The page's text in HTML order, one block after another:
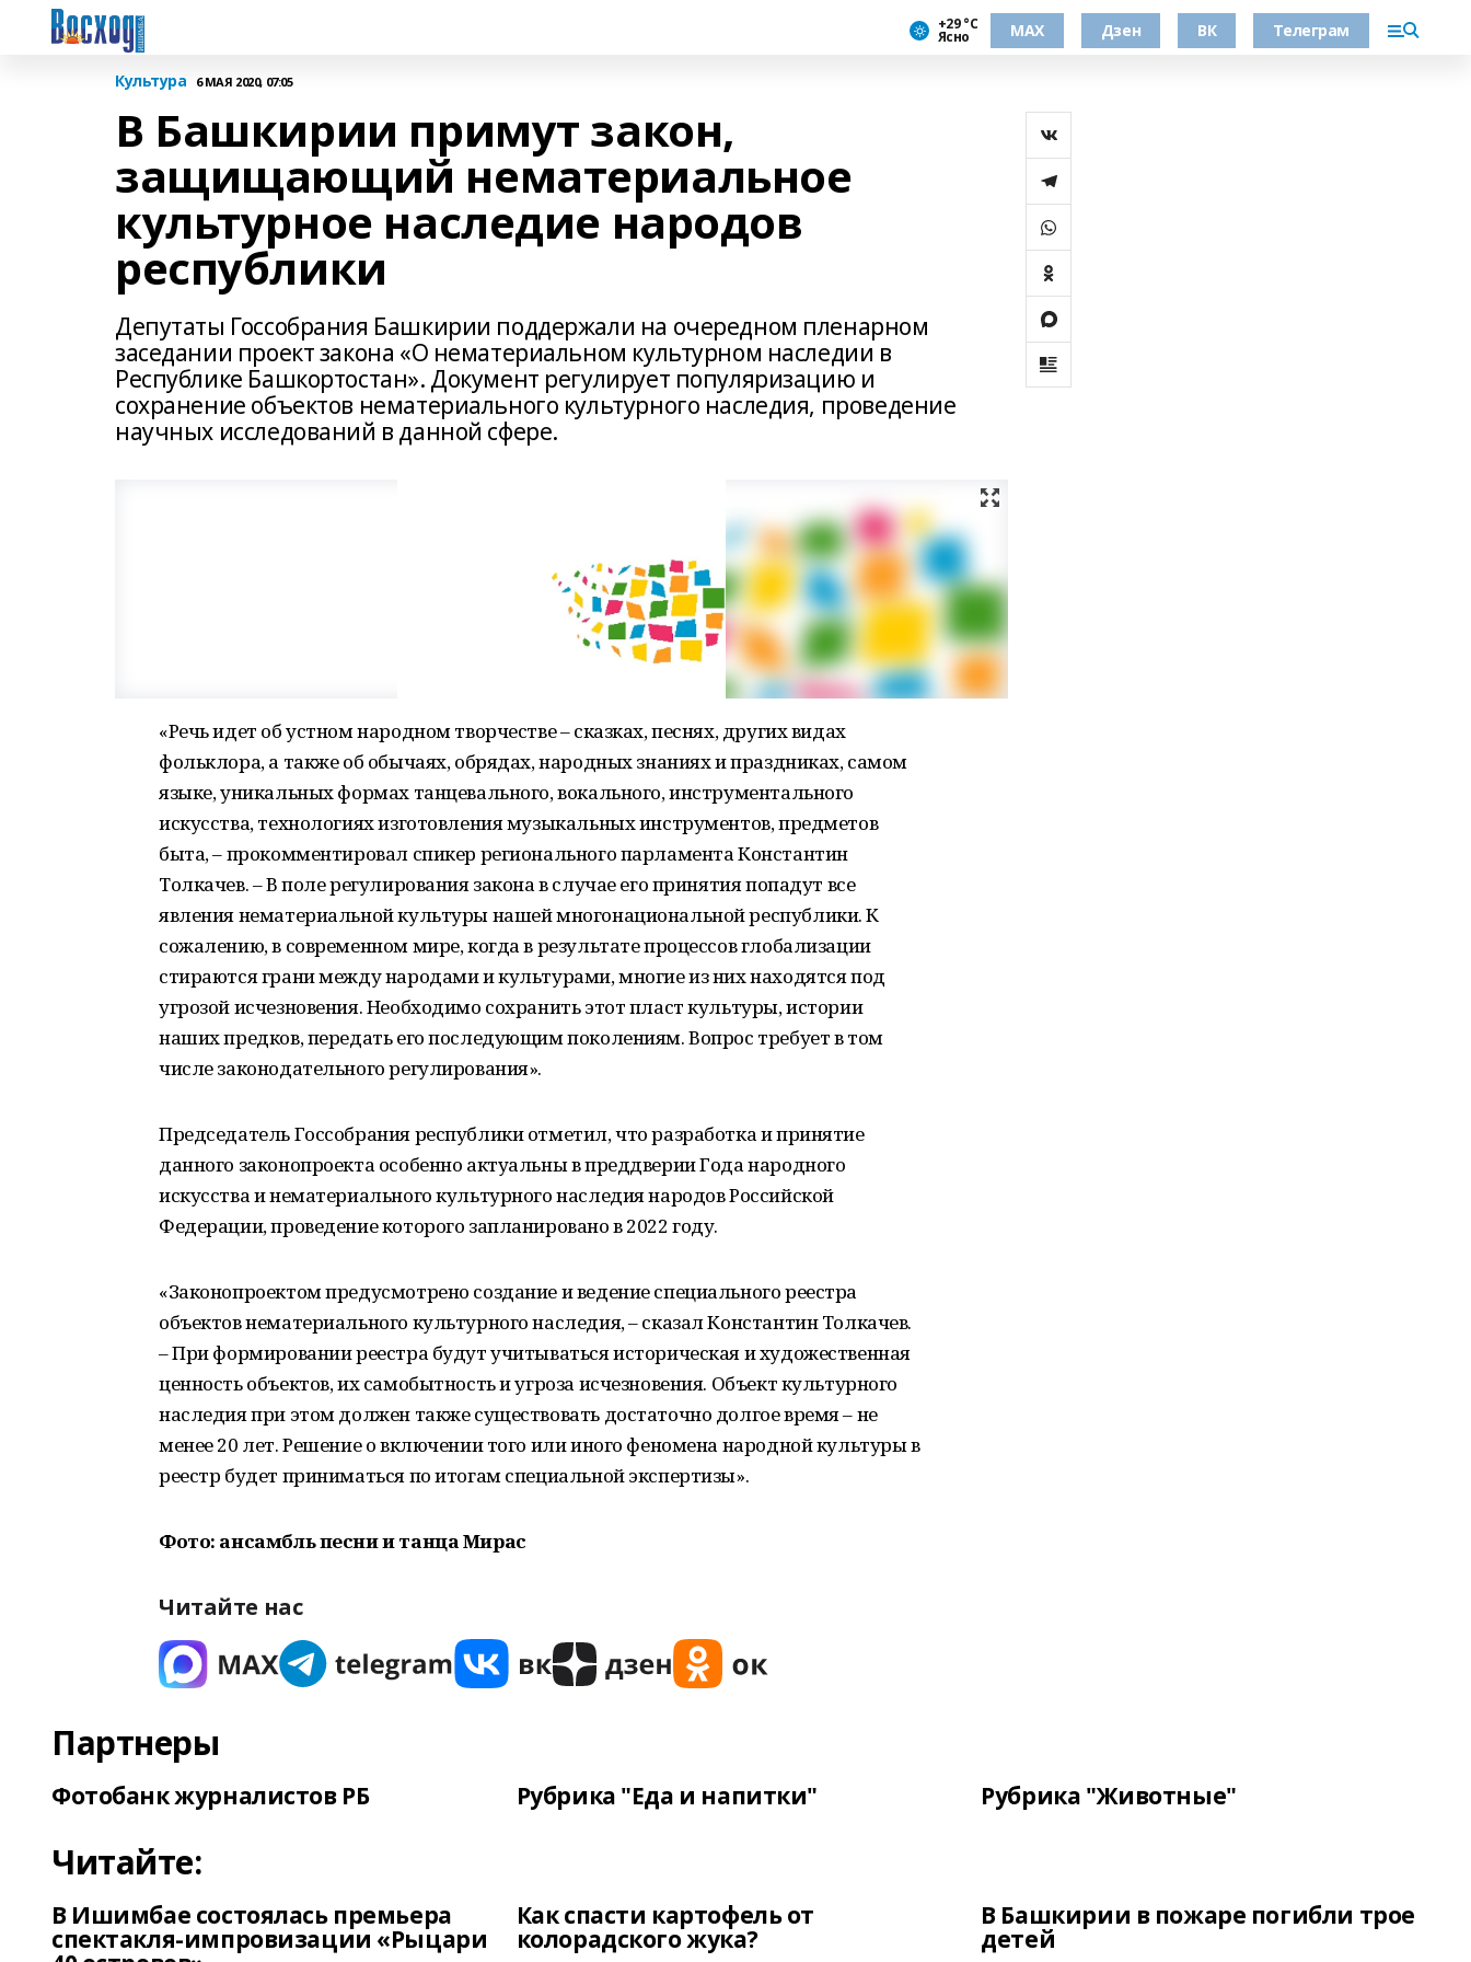
+29 °С
Ясно МАХ Дзен ВК Телеграм
Культура 6 МАЯ 2020, 07:05
В Башкирии примут закон,
защищающий нематериальное
культурное наследие народов
республики
Депутаты Госсобрания Башкирии поддержали на очередном пленарном
заседании проект закона «О нематериальном культурном наследии в
Республике Башкортостан». Документ регулирует популяризацию и
сохранение объектов нематериального культурного наследия, проведение
научных исследований в данной сфере.
«Речь идет об устном народном творчестве – сказках, песнях, других видах
фольклора, а также об обычаях, обрядах, народных знаниях и праздниках, самом
языке, уникальных формах танцевального, вокального, инструментального
искусства, технологиях изготовления музыкальных инструментов, предметов
быта, – прокомментировал спикер регионального парламента Константин
Толкачев. – В поле регулирования закона в случае его принятия попадут все
явления нематериальной культуры нашей многонациональной республики. К
сожалению, в современном мире, когда в результате процессов глобализации
стираются грани между народами и культурами, многие из них находятся под
угрозой исчезновения. Необходимо сохранить этот пласт культуры, истории
наших предков, передать его последующим поколениям. Вопрос требует в том
числе законодательного регулирования».
Председатель Госсобрания республики отметил, что разработка и принятие
данного законопроекта особенно актуальны в преддверии Года народного
искусства и нематериального культурного наследия народов Российской
Федерации, проведение которого запланировано в 2022 году.
«Законопроектом предусмотрено создание и ведение специального реестра
объектов нематериального культурного наследия, – сказал Константин Толкачев.
– При формировании реестра будут учитываться историческая и художественная
ценность объектов, их самобытность и угроза исчезновения. Объект культурного
наследия при этом должен также существовать достаточно долгое время – не
менее 20 лет. Решение о включении того или иного феномена народной культуры в
реестр будет приниматься по итогам специальной экспертизы».
Фото: ансамбль песни и танца Мирас
Читайте нас
Партнеры
Фотобанк журналистов РБ Рубрика "Еда и напитки" Рубрика "Животные"
Читайте:
В Ишимбае состоялась премьера
спектакля-импровизации «Рыцари
Как спасти картофель от
колорадского жука?
В Башкирии в пожаре погибли трое
детей